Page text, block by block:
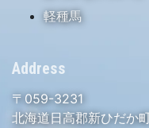
軽種馬
Address
〒059-3231
北海道日高郡新ひだか